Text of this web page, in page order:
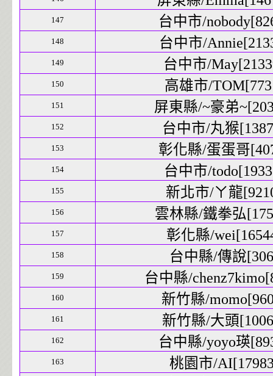
147 台中市/
148 台中市/
149 台中市/
150 高雄市/
151 屏東縣/~豪弟
152 台中市/丸猴
153 彰化縣/蛋蛋哥
154 台中市/
155 新北市/ㄚ龍
156 雲林縣/鐵拳弘
157 彰化縣/
158 台中縣/傳說
159 台中縣/
160 新竹縣/
161 新竹縣/大頭
162 台中縣/yoyo瑛
163 桃園市/